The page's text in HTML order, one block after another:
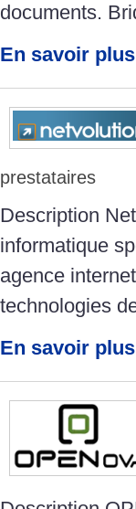
documents.
En savoir
prestataires
Description
informatique
agence
technologies
En savoir